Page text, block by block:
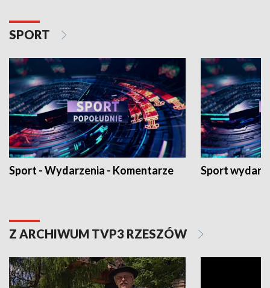
SPORT
Sport - Wydarzenia - Komentarze Sport
Z ARCHIWUM TVP3 RZESZÓW